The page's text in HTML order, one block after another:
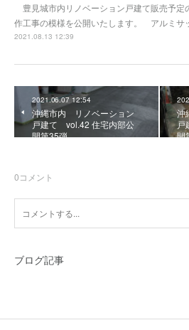
豊見城市内リノベーション戸建て販売予定
作工事の模様を公開いたします。 アルミサ
2021.08.13 12:39
2021.06.07 12:54
沖縄市内 リノベーション
戸建て vol.42 住宅内部公
開第35弾
沖
戸
開
0コメント
ブログ記事